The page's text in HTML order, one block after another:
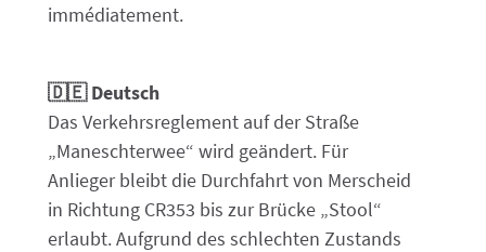
immédiatement.
🇩🇪Deutsch
Das Verkehrsreglement auf der Straße
„Maneschterwee“ wird geändert. Für
Anlieger bleibt die Durchfahrt von Merscheid
in Richtung CR353 bis zur Brücke „Stool“
erlaubt. Aufgrund des schlechten Zustands